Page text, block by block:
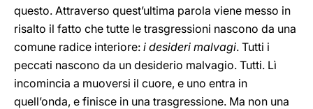
questo. Attraverso quest’ultima parola viene messo in
risalto il fatto che tutte le trasgressioni nascono da una
comune radice interiore: i desideri malvagi. Tutti i
peccati nascono da un desiderio malvagio. Tutti. Lì
incomincia a muoversi il cuore, e uno entra in
quell’onda, e finisce in una trasgressione. Ma non una